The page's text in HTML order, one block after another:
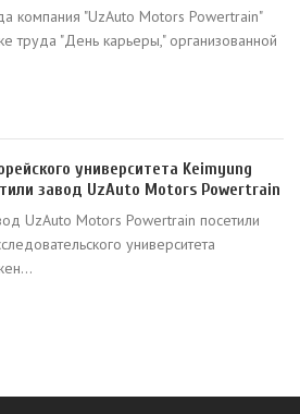
компания "UzAuto Motors Powertrain"
труда "День карьеры," организованной
университета Keimyung
завод UzAuto Motors Powertrain
UzAuto Motors Powertrain посетили
университета